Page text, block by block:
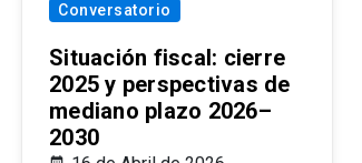
Conversatorio
Situación fiscal: cierre
2025 y perspectivas de
mediano plazo 2026–
2030